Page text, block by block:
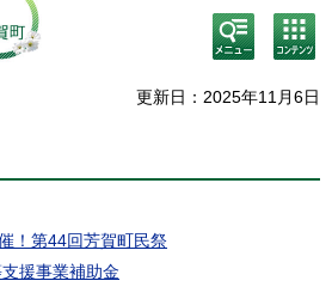
検
索・
メニ
コン
テン
ニュ
更新日：2025年11月6日
！第44回芳賀町民祭
援事業補助金